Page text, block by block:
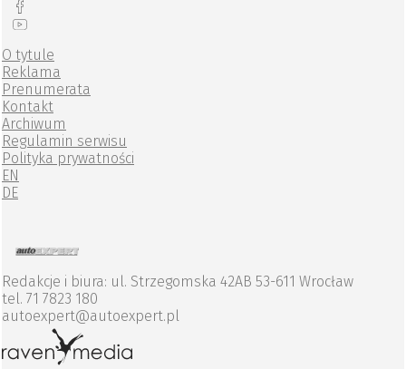
O tytule
Reklama
Prenumerata
Kontakt
Archiwum
Regulamin serwisu
Polityka prywatności
EN
DE
Redakcje i biura: ul. Strzegomska 42AB 53-611 Wrocław
tel. 71 7823 180
autoexpert@autoexpert.pl